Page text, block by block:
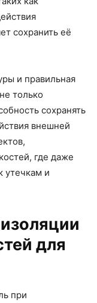
сохранить её
и правильная
только
сохранять
внешней
где даже
утечкам и
для
при